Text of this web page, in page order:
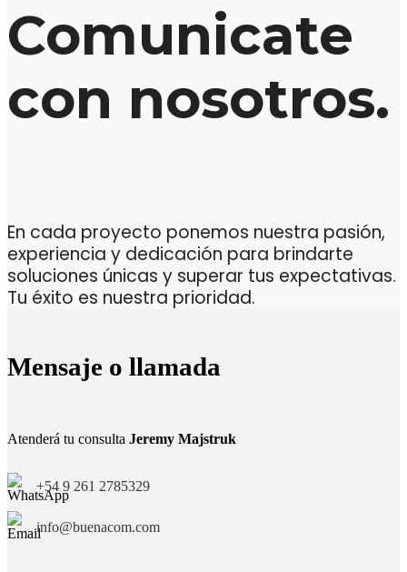
Comunicate
con nosotros.
En cada proyecto ponemos nuestra pasión,
experiencia y dedicación para brindarte
soluciones únicas y superar tus expectativas.
Tu éxito es nuestra prioridad.
Mensaje o llamada
Atenderá tu consulta Jeremy Majstruk
+54 9 261 2785329
info@buenacom.com